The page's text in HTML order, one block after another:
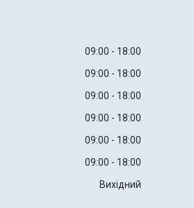
09:00
18:00
09:00
18:00
09:00
18:00
09:00
18:00
09:00
18:00
09:00
18:00
Вихідний